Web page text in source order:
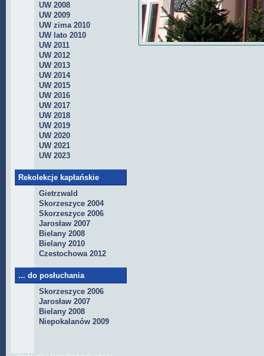
UW 2008
UW 2009
UW zima 2010
UW lato 2010
UW 2011
UW 2012
UW 2013
UW 2014
UW 2015
UW 2016
UW 2017
UW 2018
UW 2019
UW 2020
UW 2021
UW 2023
Rekolekcje kapłańskie
Gietrzwald
Skorzeszyce 2004
Skorzeszyce 2006
Jarosław 2007
Bielany 2008
Bielany 2010
Czestochowa 2012
... do posłuchania
Skorzeszyce 2006
Jarosław 2007
Bielany 2008
Niepokalanów 2009